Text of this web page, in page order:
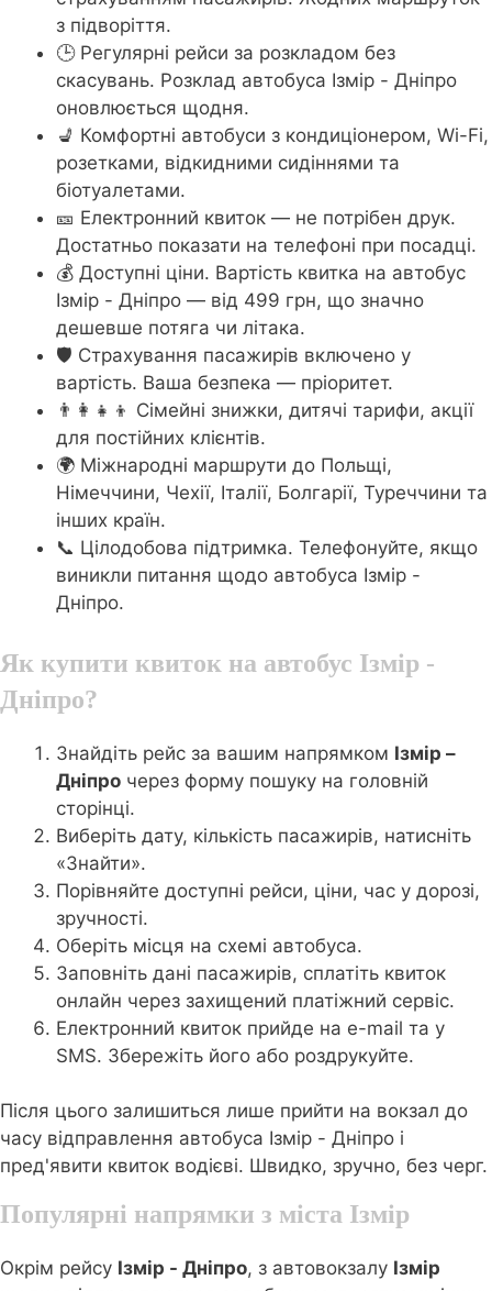
з підворіття.
🕒 Регулярні рейси за розкладом без
скасувань. Розклад автобуса Ізмір - Дніпро
оновлюється щодня.
💺 Комфортні автобуси з кондиціонером, Wi-Fi,
розетками, відкидними сидіннями та
біотуалетами.
🎫 Електронний квиток — не потрібен друк.
Достатньо показати на телефоні при посадці.
💰 Доступні ціни. Вартість квитка на автобус
Ізмір - Дніпро — від 499 грн, що значно
дешевше потяга чи літака.
🛡️ Страхування пасажирів включено у
вартість. Ваша безпека — пріоритет.
👨‍👩‍👧‍👦 Сімейні знижки, дитячі тарифи, акції
для постійних клієнтів.
🌍 Міжнародні маршрути до Польщі,
Німеччини, Чехії, Італії, Болгарії, Туреччини та
інших країн.
📞 Цілодобова підтримка. Телефонуйте, якщо
виникли питання щодо автобуса Ізмір -
Дніпро.
Як купити квиток на автобус Ізмір -
Дніпро?
Знайдіть рейс за вашим напрямком Ізмір –
Дніпро через форму пошуку на головній
сторінці.
Виберіть дату, кількість пасажирів, натисніть
«Знайти».
Порівняйте доступні рейси, ціни, час у дорозі,
зручності.
Оберіть місця на схемі автобуса.
Заповніть дані пасажирів, сплатіть квиток
онлайн через захищений платіжний сервіс.
Електронний квиток прийде на e-mail та у
SMS. Збережіть його або роздрукуйте.
Після цього залишиться лише прийти на вокзал до
часу відправлення автобуса Ізмір - Дніпро і
пред'явити квиток водієві. Швидко, зручно, без черг.
Популярні напрямки з міста Ізмір
Окрім рейсу Ізмір - Дніпро, з автовокзалу Ізмір